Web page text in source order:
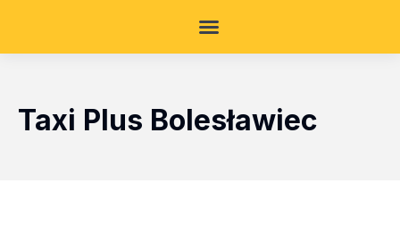
Taxi Plus Bolesławiec